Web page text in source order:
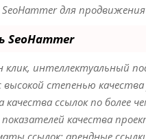
для
интеллектуальный
высокой степенью
качества ссылок по более
качества
ссылок: арендные